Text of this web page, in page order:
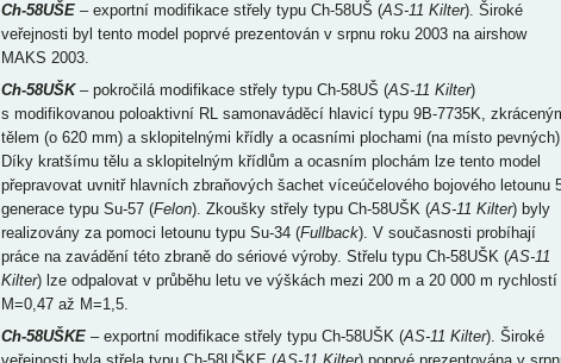
Ch-58UŠE– exportní modifikace střely typu Ch-58UŠ (AS-11 Kilter). Široké
veřejnosti byl tento model poprvé prezentován v srpnu roku 2003 na airshow
MAKS 2003.
Ch-58UŠK– pokročilá modifikace střely typu Ch-58UŠ (AS-11 Kilter)
s modifikovanou poloaktivní RL samonaváděcí hlavicí typu 9B-7735K,
tělem (o 620 mm) a sklopitelnými křídly a ocasními plochami (na místo
Díky kratšímu tělu a sklopitelným křídlům a ocasním plochám lze tento model
přepravovat uvnitř hlavních zbraňových šachet víceúčelového bojového letounu
generace typu Su-57 (Felon). Zkoušky střely typu Ch-58UŠK (AS-11 Kilter) byly
realizovány za pomoci letounu typu Su-34 (Fullback). V současnosti probíhají
práce na zavádění této zbraně do sériové výroby. Střelu typu Ch-58UŠK (AS-11
Kilter) lze odpalovat v průběhu letu ve výškách mezi 200 m a 20 000 m rychlostí
M=0,47 až M=1,5.
Ch-58UŠKE– exportní modifikace střely typu Ch-58UŠK (AS-11 Kilter). Široké